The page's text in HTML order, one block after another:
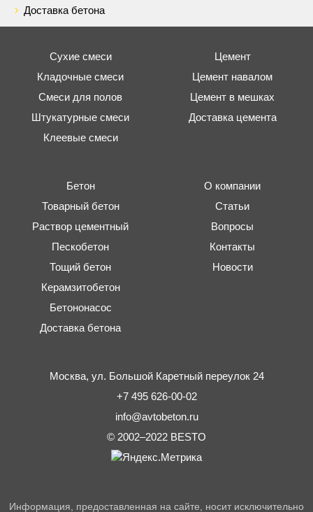
Доставка бетона
Сухие смеси
Кладочные смеси
Смеси для полов
Штукатурные смеси
Клеевые смеси
Цемент
Цемент навалом
Цемент в мешках
Доставка цемента
Бетон
Товарный бетон
Раствор цементный
Пескобетон
Тощий бетон
Керамзитобетон
Бетононасос
Доставка бетона
О компании
Статьи
Вопросы
Контакты
Новости
Москва, ул. Большой Каретный переулок 24
+7 495 626-00-02
info@avtobeton.ru
© 2002–2022 BESTO
Информация, предоставленная на сайте, носит исключительно